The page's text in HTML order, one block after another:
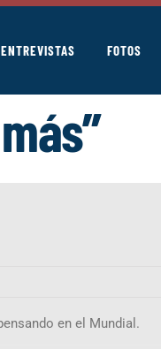
ENTREVISTAS FOTOS
en el Mundial.